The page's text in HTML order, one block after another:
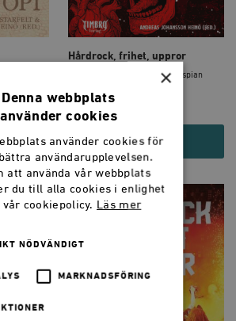
Hårdrock, frihet, uppror
Andreas Johansson Heinö, Caspian
185 KR
×
Denna webbplats
använder cookies
använder cookies för
användarupplevelsen.
att använda vår webbplats
du till alla cookies i enlighet
vår cookiepolicy. Läs mer
NÖDVÄNDIGT
MARKNADSFÖRING